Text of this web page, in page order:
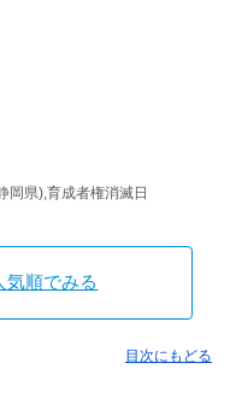
県),育成者権消滅日
気順でみる
目次にもどる